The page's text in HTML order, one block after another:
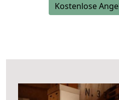
Kostenlose